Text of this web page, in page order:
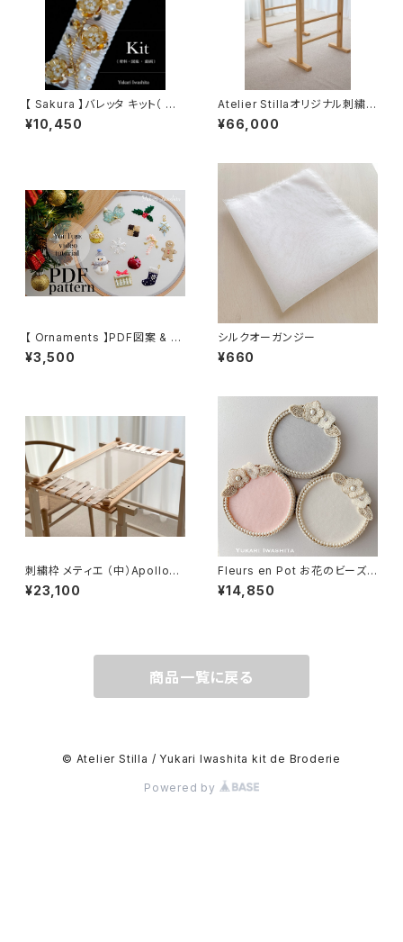
【 Sakura 】バレッタ キット（ 材
料・図案・動画 ）
¥10,450
Atelier Stillaオリジナル刺繍台
（ナチュラル）
¥66,000
【 Ornaments 】PDF図案 & レ
ッスン動画
¥3,500
シルクオーガンジー
¥660
刺繍枠 メティエ （中）Apollon
-Moires -モイライ –
¥23,100
Fleurs en Pot お花のビーズト
レイのキット
¥14,850
商品一覧に戻る
© Atelier Stilla / Yukari Iwashita kit de Broderie
Powered by